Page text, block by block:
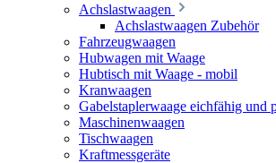
Achslastwaagen
Achslastwaagen Zubehör
Fahrzeugwaagen
Hubwagen mit Waage
Hubtisch mit Waage - mobil
Kranwaagen
Gabelstaplerwaage eichfähig und
Maschinenwaagen
Tischwaagen
Kraftmessgeräte